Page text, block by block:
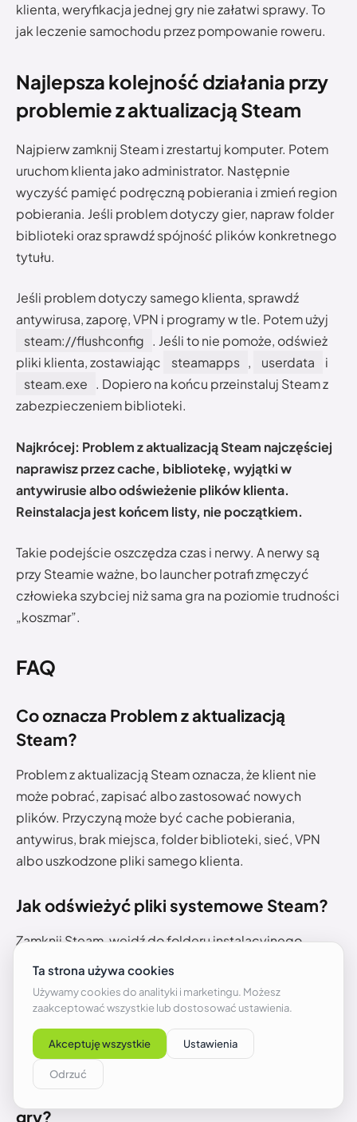
klienta, weryfikacja jednej gry nie załatwi sprawy. To
jak leczenie samochodu przez pompowanie roweru.
Najlepsza kolejność działania przy
problemie z aktualizacją Steam
Najpierw zamknij Steam i zrestartuj komputer. Potem
uruchom klienta jako administrator. Następnie
wyczyść pamięć podręczną pobierania i zmień region
pobierania. Jeśli problem dotyczy gier, napraw folder
biblioteki oraz sprawdź spójność plików konkretnego
tytułu.
Jeśli problem dotyczy samego klienta, sprawdź
antywirusa, zaporę, VPN i programy w tle. Potem użyj
steam://flushconfig . Jeśli to nie pomoże, odśwież
pliki klienta, zostawiając
steamapps , userdata
i
steam.exe . Dopiero na końcu przeinstaluj Steam z
zabezpieczeniem biblioteki.
Najkrócej: Problem z aktualizacją Steam najczęściej
naprawisz przez cache, bibliotekę, wyjątki w
antywirusie albo odświeżenie plików klienta.
Reinstalacja jest końcem listy, nie początkiem.
Takie podejście oszczędza czas i nerwy. A nerwy są
przy Steamie ważne, bo launcher potrafi zmęczyć
człowieka szybciej niż sama gra na poziomie trudności
„koszmar”.
FAQ
Co oznacza Problem z aktualizacją
Steam?
Problem z aktualizacją Steam oznacza, że klient nie
może pobrać, zapisać albo zastosować nowych
plików. Przyczyną może być cache pobierania,
antywirus, brak miejsca, folder biblioteki, sieć, VPN
albo uszkodzone pliki samego klienta.
Jak odświeżyć pliki systemowe Steam?
Zamknij Steam, wejdź do folderu instalacyjnego,
zostaw
steamapps userdata
pozostałe pliki klienta usuń. Potem uruchom
steam.exe , żeby Steam pobrał świeże pliki klienta.
Przed tym krokiem warto zrobić kopię ważnych
folderów.
Czy odświeżenie plików Steam usuwa
gry?